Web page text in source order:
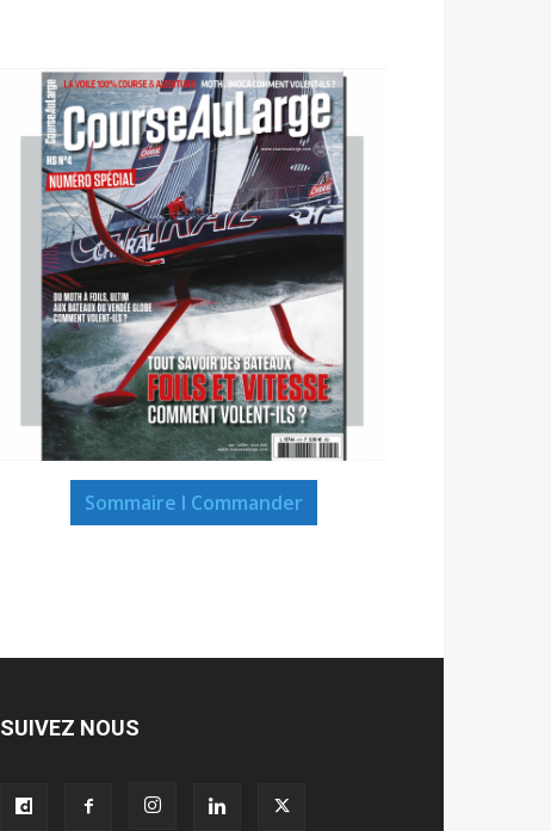
Sommaire I Commander
SUIVEZ NOUS